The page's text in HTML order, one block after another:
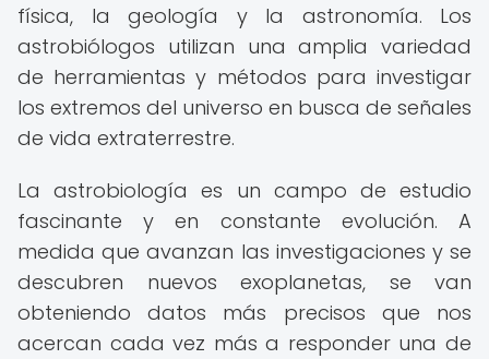
física, la geología y la astronomía. Los
astrobiólogos utilizan una amplia variedad
de herramientas y métodos para investigar
los extremos del universo en busca de señales
de vida extraterrestre.
La astrobiología es un campo de estudio
fascinante y en constante evolución. A
medida que avanzan las investigaciones y se
descubren nuevos exoplanetas, se van
obteniendo datos más precisos que nos
acercan cada vez más a responder una de